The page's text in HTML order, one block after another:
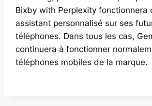
Bixby with Perplexity fonctionnera
assistant personnalisé sur ses
téléphones. Dans tous les cas,
continuera à fonctionner
téléphones mobiles de la marque.